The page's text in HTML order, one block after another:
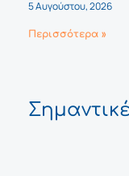
5 Αυγούστου, 2026
Περισσότερα »